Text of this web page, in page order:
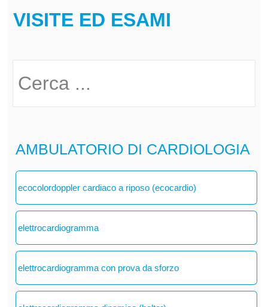
VISITE ED ESAMI
AMBULATORIO DI CARDIOLOGIA
ecocolordoppler cardiaco a riposo (ecocardio)
elettrocardiogramma
elettrocardiogramma con prova da sforzo